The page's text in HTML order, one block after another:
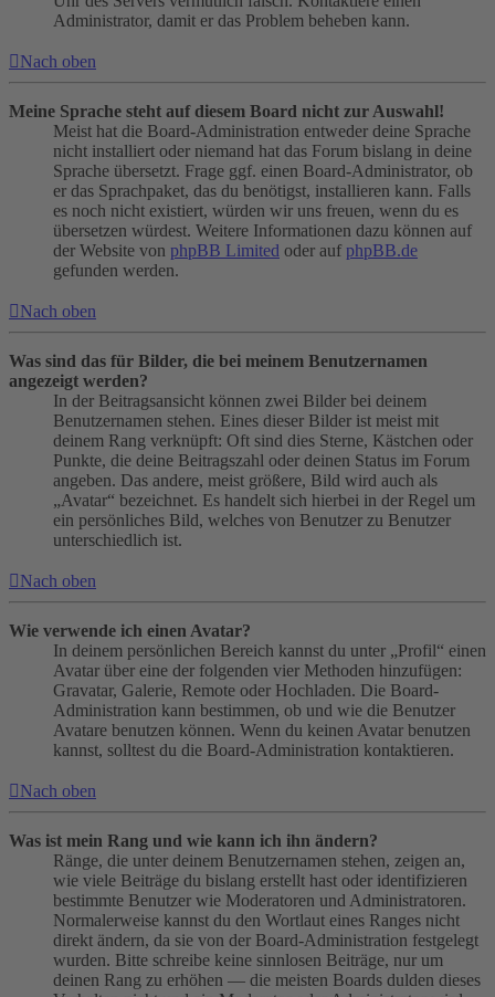
Administrator, damit er das Problem beheben kann.
Nach oben
Meine Sprache steht auf diesem Board nicht zur Auswahl!
Meist hat die Board-Administration entweder deine Sprache
nicht installiert oder niemand hat das Forum bislang in deine
Sprache übersetzt. Frage ggf. einen Board-Administrator, ob
er das Sprachpaket, das du benötigst, installieren kann. Falls
es noch nicht existiert, würden wir uns freuen, wenn du es
übersetzen würdest. Weitere Informationen dazu können auf
der Website von phpBB Limited oder auf phpBB.de
gefunden werden.
Nach oben
Was sind das für Bilder, die bei meinem Benutzernamen
angezeigt werden?
In der Beitragsansicht können zwei Bilder bei deinem
Benutzernamen stehen. Eines dieser Bilder ist meist mit
deinem Rang verknüpft: Oft sind dies Sterne, Kästchen oder
Punkte, die deine Beitragszahl oder deinen Status im Forum
angeben. Das andere, meist größere, Bild wird auch als
„Avatar“ bezeichnet. Es handelt sich hierbei in der Regel um
ein persönliches Bild, welches von Benutzer zu Benutzer
unterschiedlich ist.
Nach oben
Wie verwende ich einen Avatar?
In deinem persönlichen Bereich kannst du unter „Profil“ einen
Avatar über eine der folgenden vier Methoden hinzufügen:
Gravatar, Galerie, Remote oder Hochladen. Die Board-
Administration kann bestimmen, ob und wie die Benutzer
Avatare benutzen können. Wenn du keinen Avatar benutzen
kannst, solltest du die Board-Administration kontaktieren.
Nach oben
Was ist mein Rang und wie kann ich ihn ändern?
Ränge, die unter deinem Benutzernamen stehen, zeigen an,
wie viele Beiträge du bislang erstellt hast oder identifizieren
bestimmte Benutzer wie Moderatoren und Administratoren.
Normalerweise kannst du den Wortlaut eines Ranges nicht
direkt ändern, da sie von der Board-Administration festgelegt
wurden. Bitte schreibe keine sinnlosen Beiträge, nur um
deinen Rang zu erhöhen — die meisten Boards dulden dieses